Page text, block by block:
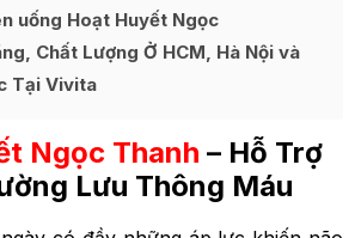
uống Hoạt Huyết Ngọc
Chất Lượng Ở HCM, Hà Nội và
Tại Vivita
Ngọc Thanh – Hỗ Trợ
Lưu Thông Máu